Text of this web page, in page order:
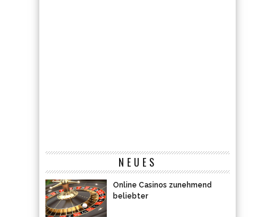
NEUES
Online Casinos zunehmend
beliebter